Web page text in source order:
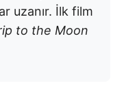
uzanır. İlk film
to the Moon